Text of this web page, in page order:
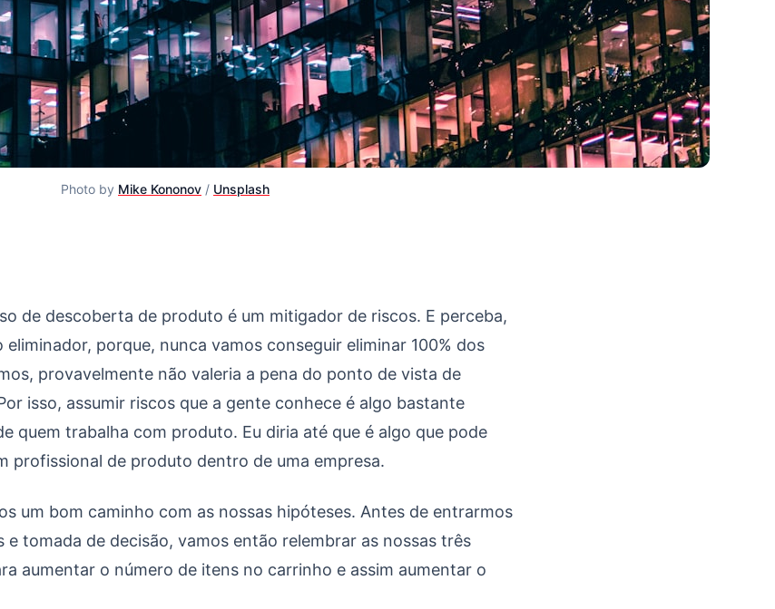
Photo by Mike Kononov / Unsplash
- Parte 4
de descoberta de produto é um mitigador de riscos. E perceba,
eliminador, porque, nunca vamos conseguir eliminar 100% dos
provavelmente não valeria a pena do ponto de vista de
isso, assumir riscos que a gente conhece é algo bastante
quem trabalha com produto. Eu diria até que é algo que pode
profissional de produto dentro de uma empresa.
um bom caminho com as nossas hipóteses. Antes de entrarmos
e tomada de decisão, vamos então relembrar as nossas três
aumentar o número de itens no carrinho e assim aumentar o